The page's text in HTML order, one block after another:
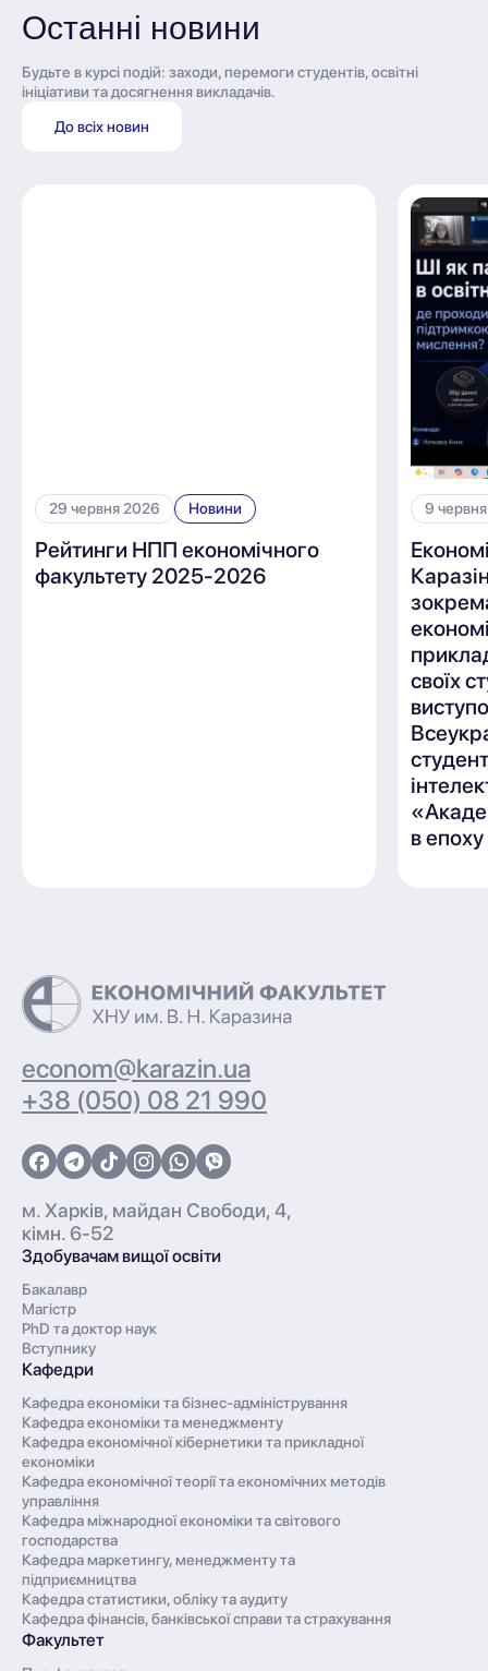
Останні новини
Будьте в курсі подій: заходи, перемоги студентів, освітні
ініціативи та досягнення викладачів.
До всіх новин
29 червня 2026 Новини
Рейтинги НПП економічного
факультету 2025-2026
9
своїх
в
econom@karazin.ua
+38 (050) 08 21 990
м. Харків, майдан Свободи, 4,
кімн. 6-52
Здобувачам вищої освіти
Бакалавр
Магістр
PhD та доктор наук
Вступнику
Кафедри
Кафедра економіки та бізнес-адміністрування
Кафедра економіки та менеджменту
Кафедра економічної кібернетики та прикладної
економіки
Кафедра економічної теорії та економічних методів
управління
Кафедра міжнародної економіки та світового
господарства
Кафедра маркетингу, менеджменту та
підприємництва
Кафедра статистики, обліку та аудиту
Кафедра фінансів, банківської справи та страхування
Факультет